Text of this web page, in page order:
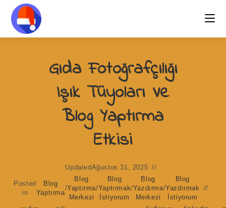
content
Gıda Fotoğrafçılığı
Işık Tüyoları Ve
Blog Yaptırma
Etkisi
UpdatedAğustos 31, 2025
Posted
in
Blog
Yaptırma
/
Blog
Yaptırma
Merkezi
/
Blog
Yaptırmak
İstiyorum
/
Blog
Yazdırma
Merkezi
/
Blog
Yazdırmak
İstiyorum